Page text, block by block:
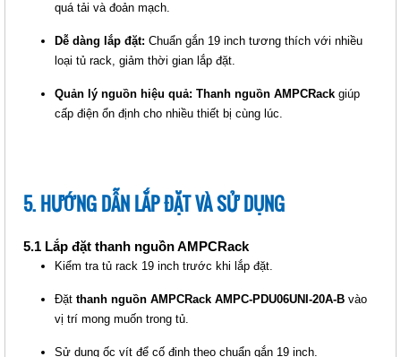
quá tải và đoản mạch.
Dễ dàng lắp đặt: Chuẩn gắn 19 inch tương thích với nhiều
loại tủ rack, giảm thời gian lắp đặt.
Quản lý nguồn hiệu quả: Thanh nguồn AMPCRack giúp
cấp điện ổn định cho nhiều thiết bị cùng lúc.
5. HƯỚNG DẪN LẮP ĐẶT VÀ SỬ DỤNG
5.1 Lắp đặt thanh nguồn AMPCRack
Kiểm tra tủ rack 19 inch trước khi lắp đặt.
Đặt thanh nguồn AMPCRack AMPC-PDU06UNI-20A-B vào
vị trí mong muốn trong tủ.
Sử dụng ốc vít để cố định theo chuẩn gắn 19 inch.